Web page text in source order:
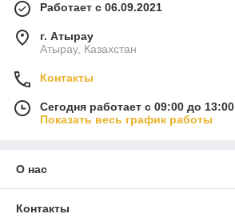
Работает с 06.09.2021
г. Атырау
Атырау, Казахстан
Контакты
Сегодня работает с 09:00 до 13:00
Показать весь график работы
О нас
Контакты